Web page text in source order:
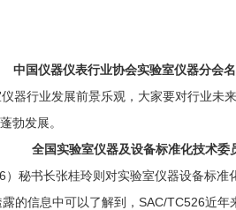
中国仪器仪表行业协会实验室仪器分会
行业发展前景乐观，大家要对行业未
勃发展。
全国实验室仪器及设备标准化技术委
秘书长张桂玲则对实验室仪器设备标
的信息中可以了解到，SAC/TC526近